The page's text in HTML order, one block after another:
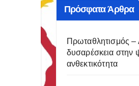
Πρόσφατα Άρθρα
Πρωταθλητισμός –
δυσαρέσκεια στην
ανθεκτικότητα